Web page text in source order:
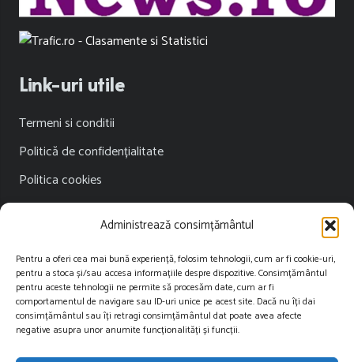
Administrează consimțământul
Pentru a oferi cea mai bună experiență, folosim tehnologii, cum ar fi cookie-uri,
pentru a stoca și/sau accesa informațiile despre dispozitive. Consimțământul
pentru aceste tehnologii ne permite să procesăm date, cum ar fi
comportamentul de navigare sau ID-uri unice pe acest site. Dacă nu îți dai
consimțământul sau îți retragi consimțământul dat poate avea afecte
negative asupra unor anumite funcționalități și funcții.
Link-uri utile
Termeni si conditii
Politică de confidențialitate
Politica cookies
Publicitate
Contact
contact@restartnews.ro